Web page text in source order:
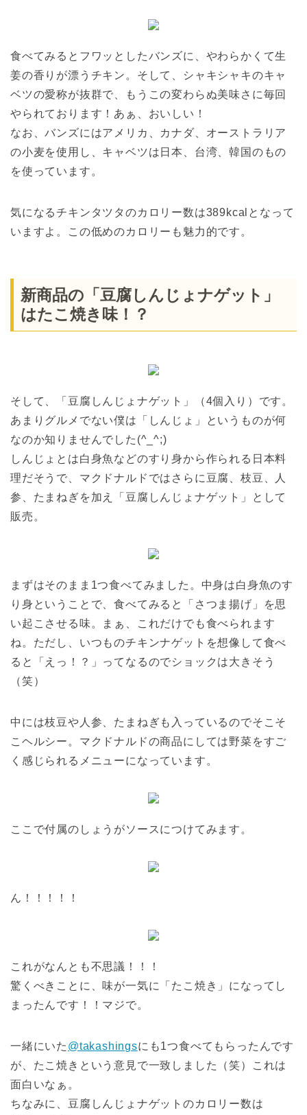
食べてみるとフワッとしたバンズに、やわらかくて生
姜の香りが漂うチキン。そして、シャキシャキのキャ
ベツの愛称が抜群で、もうこの変わらぬ美味さに毎回
やられております！あぁ、おいしい！
なお、バンズにはアメリカ、カナダ、オーストラリア
の小麦を使用し、キャベツは日本、台湾、韓国のもの
を使っています。
気になるチキンタツタのカロリー数は389kcalとなって
いますよ。この低めのカロリーも魅力的です。
新商品の「豆腐しんじょナゲット」
はたこ焼き味！？
そして、「豆腐しんじょナゲット」（4個入り）です。
あまりグルメでない僕は「しんじょ」というものが何
なのか知りませんでした(^_^;)
しんじょとは白身魚などのすり身から作られる日本料
理だそうで、マクドナルドではさらに豆腐、枝豆、人
参、たまねぎを加え「豆腐しんじょナゲット」として
販売。
まずはそのまま1つ食べてみました。中身は白身魚のす
り身ということで、食べてみると「さつま揚げ」を思
い起こさせる味。まぁ、これだけでも食べられます
ね。ただし、いつものチキンナゲットを想像して食べ
ると「えっ！？」ってなるのでショックは大きそう
（笑）
中には枝豆や人参、たまねぎも入っているのでそこそ
こヘルシー。マクドナルドの商品にしては野菜をすご
く感じられるメニューになっています。
ここで付属のしょうがソースにつけてみます。
ん！！！！！
これがなんとも不思議！！！
驚くべきことに、味が一気に「たこ焼き」になってし
まったんです！！マジで。
一緒にいた @takashingsにも1つ食べてもらったんです
が、たこ焼きという意見で一致しました（笑）これは
面白いなぁ。
ちなみに、豆腐しんじょナゲットのカロリー数は